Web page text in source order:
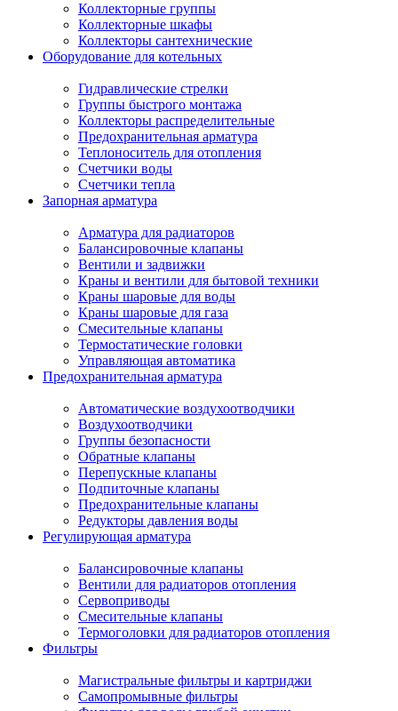
Коллекторные группы
Коллекторные шкафы
Коллекторы сантехнические
Оборудование для котельных
Гидравлические стрелки
Группы быстрого монтажа
Коллекторы распределительные
Предохранительная арматура
Теплоноситель для отопления
Счетчики воды
Счетчики тепла
Запорная арматура
Арматура для радиаторов
Балансировочные клапаны
Вентили и задвижки
Краны и вентили для бытовой техники
Краны шаровые для воды
Краны шаровые для газа
Смесительные клапаны
Термостатические головки
Управляющая автоматика
Предохранительная арматура
Автоматические воздухоотводчики
Воздухоотводчики
Группы безопасности
Обратные клапаны
Перепускные клапаны
Подпиточные клапаны
Предохранительные клапаны
Редукторы давления воды
Регулирующая арматура
Балансировочные клапаны
Вентили для радиаторов отопления
Сервоприводы
Смесительные клапаны
Термоголовки для радиаторов отопления
Фильтры
Магистральные фильтры и картриджи
Самопромывные фильтры